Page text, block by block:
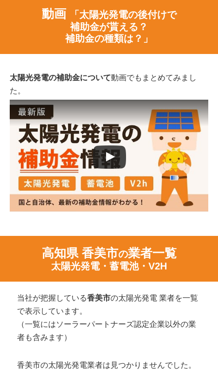
動画
「太陽光発電の後付けで
補助金が貰える？
補助金の種類は？」
太陽光発電の補助金について動画でもまとめてみまし
た。
高知県 香美市の業者一覧
太陽光発電・蓄電池・V2H
当社が把握している香美市の太陽光発電 業者を一覧
で表示しています。
（一覧にはソーラーパートナーズ認定企業以外の業
者も含みます）
香美市の太陽光発電業者は見つかりませんでした。